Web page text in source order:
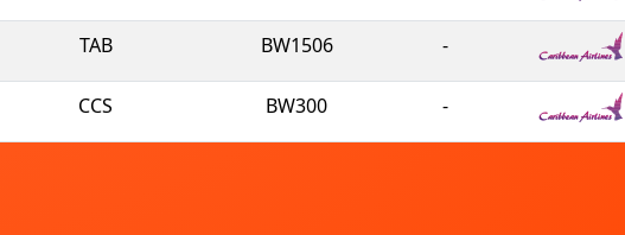
TAB BW1506 -
CCS BW300 -